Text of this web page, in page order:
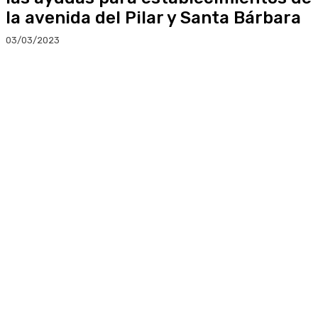
la avenida del Pilar y Santa Bárbara
03/03/2023